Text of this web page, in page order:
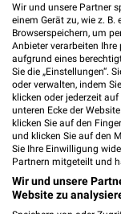
Noch
Wir und unsere Partner
einem Gerät zu, wie z.
Browserspeichern, um
Anbieter verarbeiten
aufgrund eines
Sie die „Einstellungen“.
oder verwalten, indem
klicken oder jederzeit
unteren Ecke der
klicken Sie auf den
und klicken Sie auf den
Sie Ihre Einwilligung
Partnern mitgeteilt und
Wir und unsere
Website zu